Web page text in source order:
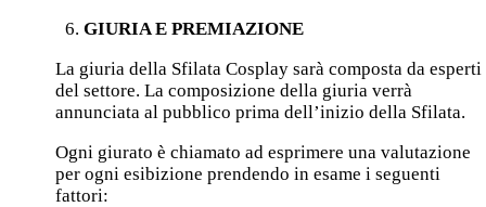
GIURIA E PREMIAZIONE
La giuria della Sfilata Cosplay sarà composta da esperti
del settore. La composizione della giuria verrà
annunciata al pubblico prima dell’inizio della Sfilata.
Ogni giurato è chiamato ad esprimere una valutazione
per ogni esibizione prendendo in esame i seguenti
fattori: